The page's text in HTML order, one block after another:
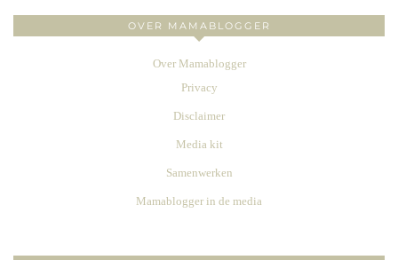
OVER MAMABLOGGER
Over Mamablogger
Privacy
Disclaimer
Media kit
Samenwerken
Mamablogger in de media